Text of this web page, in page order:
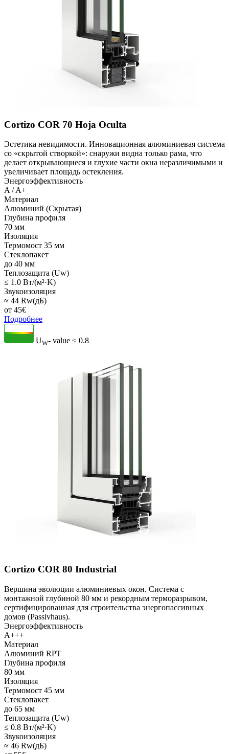
Cortizo COR 70 Hoja Oculta
Эстетика невидимости. Инновационная алюминиевая система
со «скрытой створкой»: снаружи видна только рама, что
делает открывающиеся и глухие части окна неразличимыми и
увеличивает площадь остекления.
Энергоэффективность
A / A+
Материал
Алюминий (Скрытая)
Глубина профиля
70 мм
Изоляция
Термомост 35 мм
Стеклопакет
до 40 мм
Теплозащита (Uw)
≤ 1.0 Вт/(м²·K)
Звукоизоляция
≈ 44 Rw(дБ)
от 45€
Подробнее
UW- value ≤ 0.8
Cortizo COR 80 Industrial
Вершина эволюции алюминиевых окон. Система с
монтажной глубиной 80 мм и рекордным терморазрывом,
сертифицированная для строительства энергопассивных
домов (Passivhaus).
Энергоэффективность
A+++
Материал
Алюминий RPT
Глубина профиля
80 мм
Изоляция
Термомост 45 мм
Стеклопакет
до 65 мм
Теплозащита (Uw)
≤ 0.8 Вт/(м²·K)
Звукоизоляция
≈ 46 Rw(дБ)